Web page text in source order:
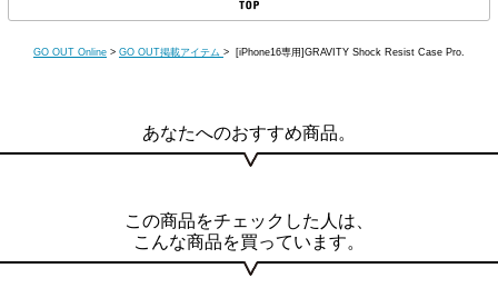
GO OUT Online > GO OUT掲載アイテム > [iPhone16専用]GRAVITY Shock Resist Case Pro.
あなたへのおすすめ商品。
この商品をチェックした人は、
こんな商品を買っています。